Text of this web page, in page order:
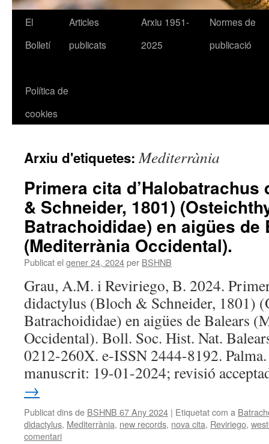
El
Bolletí
Articles
publicats
Arxiu 1951-
2025
Normes de
publicació
Política de
cookies
Arxiu d'etiquetes:Mediterrània
Primera cita
& Schneider, 1801)
Batrachoididae) en aigües de
(Mediterrània Occidental).
Publicat el gener 24, 2024per BSHNB
Grau, A.M. i Reviriego, B. 2024.
didactylus (Bloch & Schneider, 1801)
Batrachoididae) en aigües de Balears
Occidental). Boll. Soc. Hist. Nat.
0212-260X. e-ISSN 2444-8192.
manuscrit: 19-01-2024; revisió
→
Publicat dins de BSHNB 67 Any 2024 | Etiquetat com a
didactylus, Mediterrània, new records, nova cita, Reviriego,
comentari